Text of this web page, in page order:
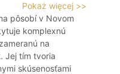
Pokaż więcej >>
pôsobí v Novom
komplexnú
na
Jej tím tvoria
skúsenosťami